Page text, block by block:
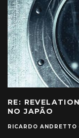
RE:
NO JAPÃO
RICARDO ANDRETTO